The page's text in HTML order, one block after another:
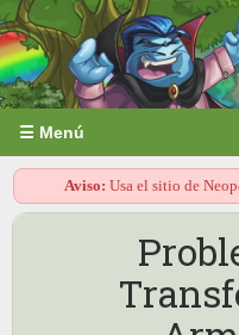
☰ Menú
Aviso: Usa el sitio de